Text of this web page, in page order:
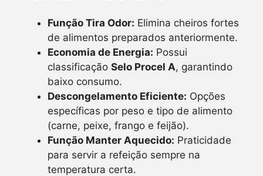
Função Tira Odor: Elimina cheiros fortes
de alimentos preparados anteriormente.
Economia de Energia: Possui
classificação Selo Procel A, garantindo
baixo consumo.
Descongelamento Eficiente: Opções
específicas por peso e tipo de alimento
(carne, peixe, frango e feijão).
Função Manter Aquecido: Praticidade
para servir a refeição sempre na
temperatura certa.